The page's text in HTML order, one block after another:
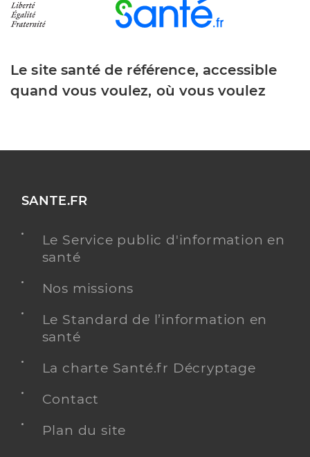
Le site santé de référence, accessible
quand vous voulez, où vous voulez
SANTE.FR
Le Service public d'information en
santé
Nos missions
Le Standard de l’information en
santé
La charte Santé.fr Décryptage
Contact
Plan du site